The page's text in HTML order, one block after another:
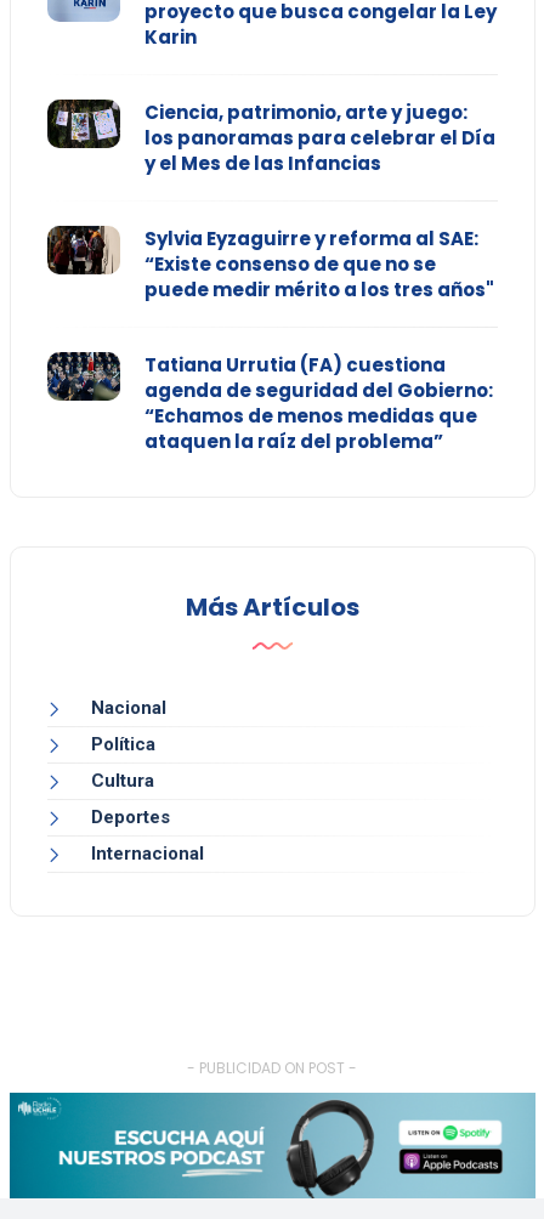
proyecto que busca congelar la Ley
Karin
Ciencia, patrimonio, arte y juego:
los panoramas para celebrar el Día
y el Mes de las Infancias
Sylvia Eyzaguirre y reforma al SAE:
“Existe consenso de que no se
puede medir mérito a los tres años"
Tatiana Urrutia (FA) cuestiona
agenda de seguridad del Gobierno:
“Echamos de menos medidas que
ataquen la raíz del problema”
Más Artículos
Nacional
Política
Cultura
Deportes
Internacional
- PUBLICIDAD ON POST -